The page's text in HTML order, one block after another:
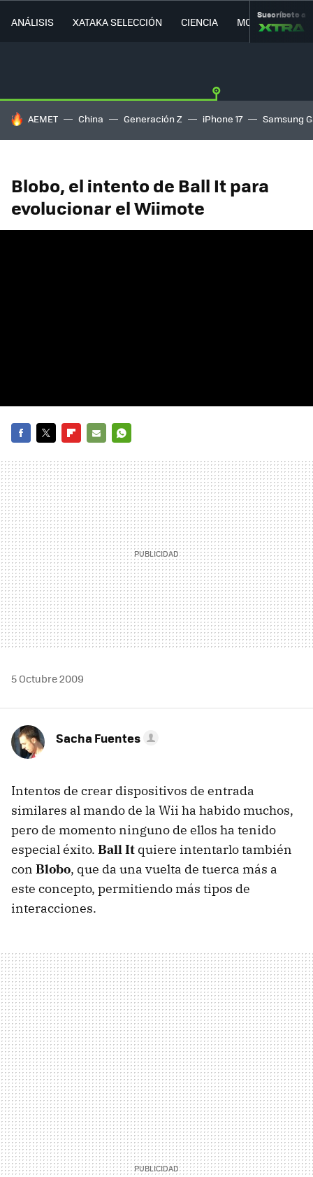
ANÁLISIS XATAKA SELECCIÓN CIENCIA MOVILIDAD
Suscríbete a
HOY SE HABLA DE
AEMET China Generación Z iPhone 17 Samsung
Blobo, el intento de Ball It para
evolucionar el Wiimote
MAIL
5 Octubre 2009
Sacha Fuentes
Intentos de crear dispositivos de entrada
similares al mando de la Wii ha habido muchos,
pero de momento ninguno de ellos ha tenido
especial éxito. Ball It quiere intentarlo también
con Blobo, que da una vuelta de tuerca más a
este concepto, permitiendo más tipos de
interacciones.